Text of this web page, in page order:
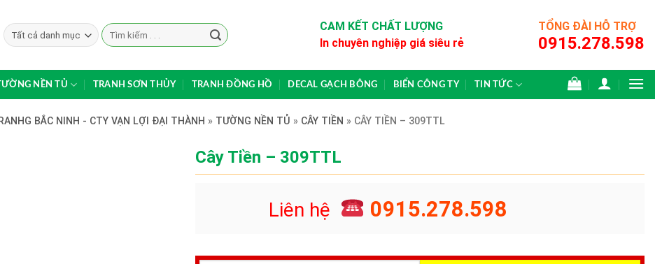
Search
for:
CAM KẾT CHẤT LƯỢNG
In chuyên nghiệp giá siêu rẻ
TỔNG ĐÀI HỖ TRỢ
0915.278.598
NỀN TỦ TRANH SƠN THỦY TRANH ĐỒNG HỒ DECAL GẠCH BÔNG BIỂN CÔNG TY TIN TỨC
BẮC NINH - CTY VẠN LỢI ĐẠI THÀNH » TƯỜNG NỀN TỦ » CÂY TIỀN » CÂY TIỀN – 309TTL
Cây Tiền – 309TTL
Liên hệ 0915.278.598